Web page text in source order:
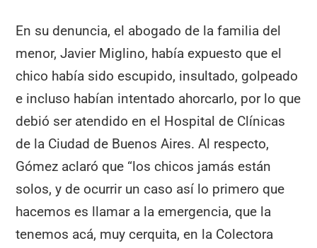
En su denuncia, el abogado de la familia del
menor, Javier Miglino, había expuesto que el
chico había sido escupido, insultado, golpeado
e incluso habían intentado ahorcarlo, por lo que
debió ser atendido en el Hospital de Clínicas
de la Ciudad de Buenos Aires. Al respecto,
Gómez aclaró que “los chicos jamás están
solos, y de ocurrir un caso así lo primero que
hacemos es llamar a la emergencia, que la
tenemos acá, muy cerquita, en la Colectora